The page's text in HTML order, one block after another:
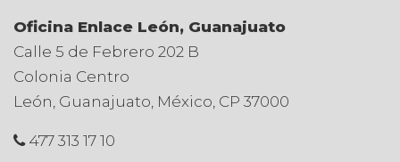
Oficina Enlace León, Guanajuato
Calle 5 de Febrero 202 B
Colonia Centro
León, Guanajuato, México, CP 37000
477 313 17 10